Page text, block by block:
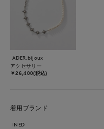
ADER.bijoux
アクセサリー
￥26,400(税込)
着用ブランド
INED